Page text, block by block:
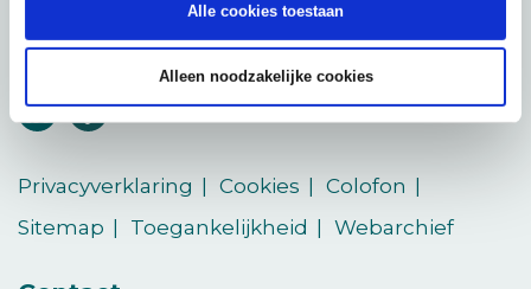
Alle cookies toestaan
Alleen noodzakelijke cookies
Groene Metropoolregio
Arnhem-Nijmegen
Volg
ons
LinkedIn
Volg
ons
vimeo
Privacyverklaring
Cookies
Colofon
Sitemap
Toegankelijkheid Webarchief